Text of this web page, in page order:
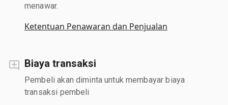
menawar.
Ketentuan Penawaran dan Penjualan
Biaya transaksi
Pembeli akan diminta untuk membayar biaya
transaksi pembeli